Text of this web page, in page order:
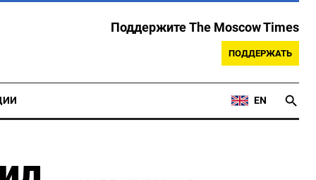
Поддержите The Moscow Times
ПОДДЕРЖАТЬ
EN